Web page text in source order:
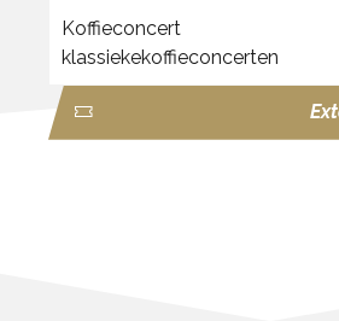
Koffieconcert
klassiekekoffieconcerten